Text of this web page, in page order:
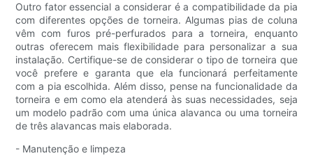
Outro fator essencial a considerar é a compatibilidade da pia
com diferentes opções de torneira. Algumas pias de coluna
vêm com furos pré-perfurados para a torneira, enquanto
outras oferecem mais flexibilidade para personalizar a sua
instalação. Certifique-se de considerar o tipo de torneira que
você prefere e garanta que ela funcionará perfeitamente
com a pia escolhida. Além disso, pense na funcionalidade da
torneira e em como ela atenderá às suas necessidades, seja
um modelo padrão com uma única alavanca ou uma torneira
de três alavancas mais elaborada.
- Manutenção e limpeza